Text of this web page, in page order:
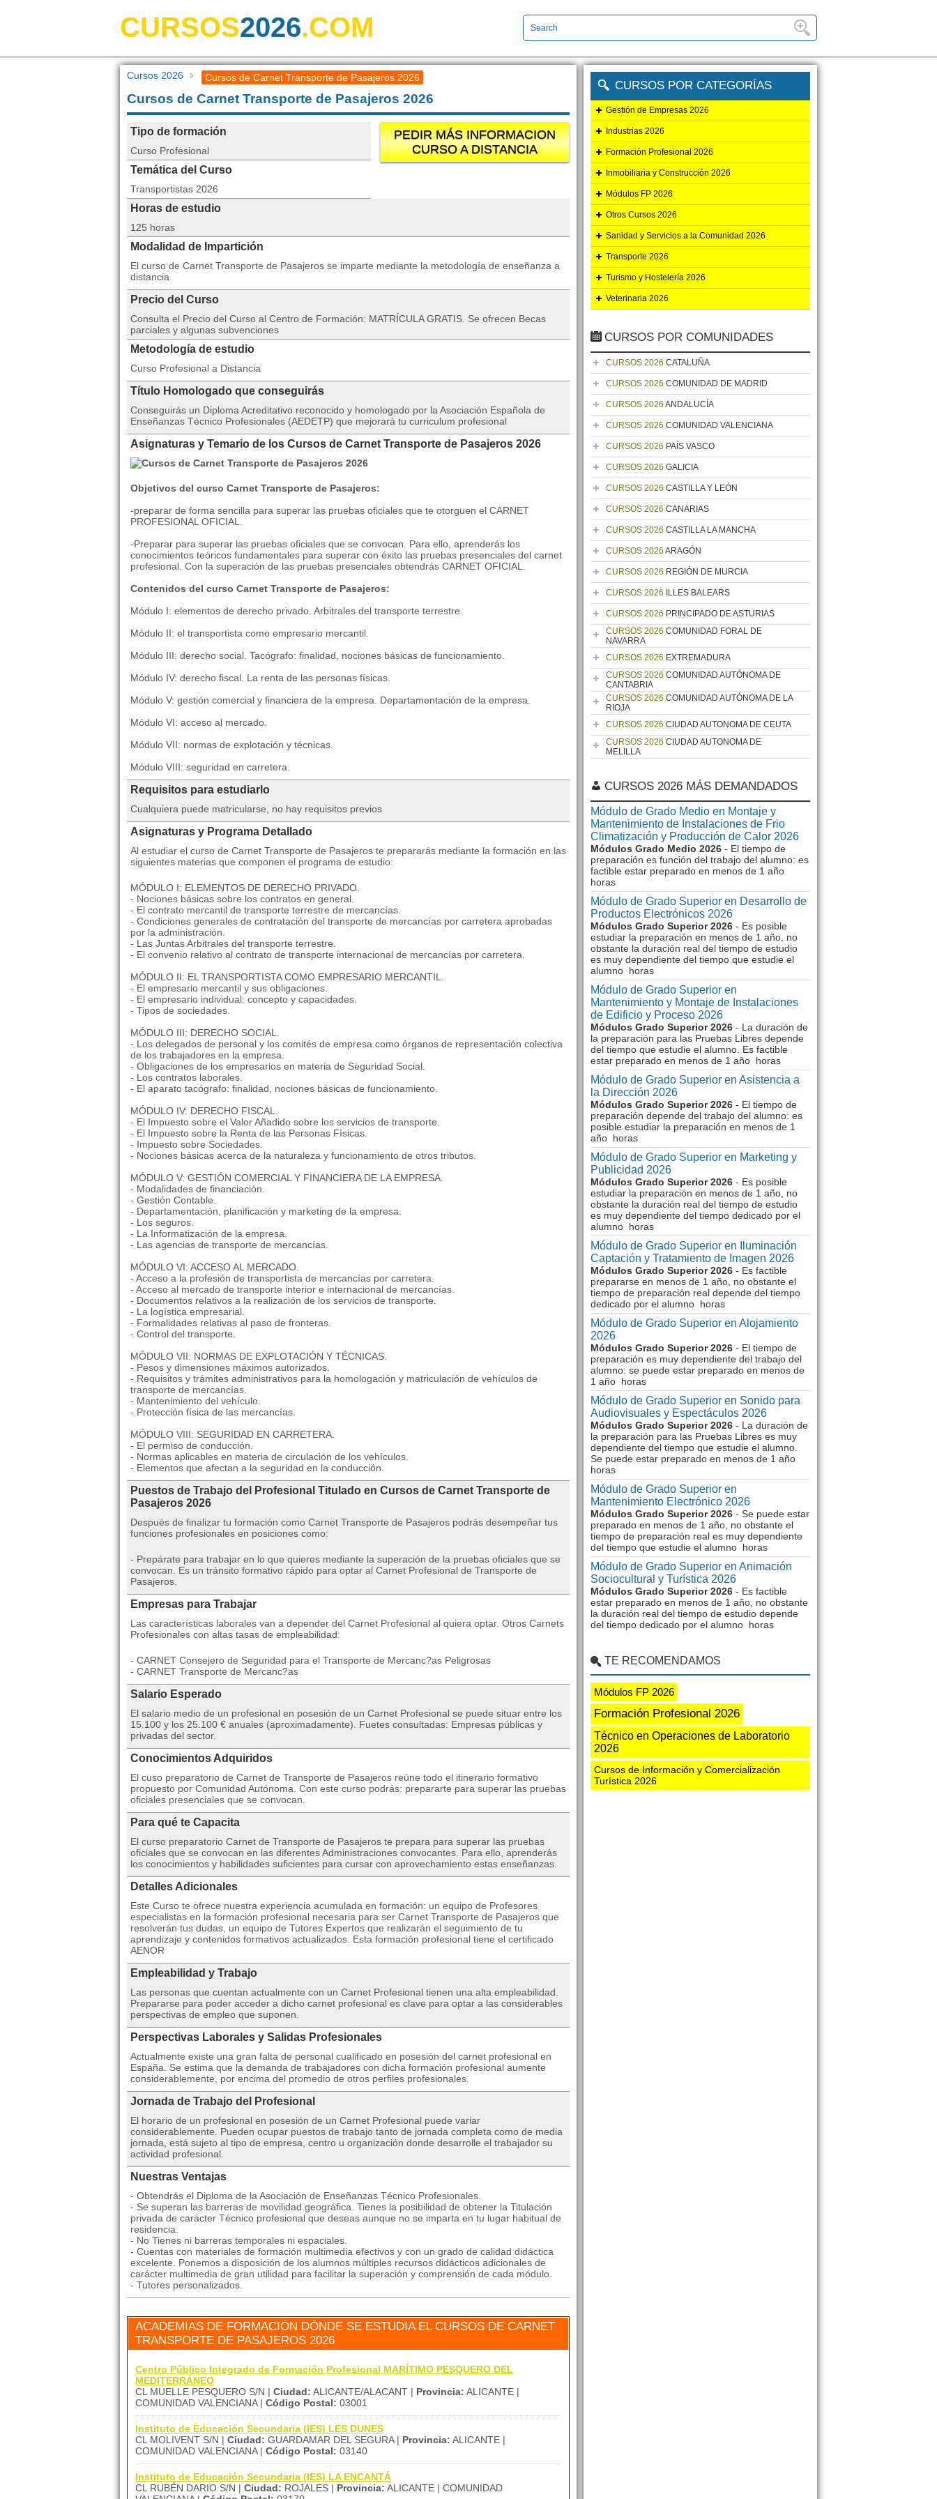
CURSOS2026.COM
Cursos 2026 Cursos de Carnet Transporte de Pasajeros 2026
Cursos de Carnet Transporte de Pasajeros 2026
PEDIR MÁS INFORMACION
CURSO A DISTANCIA
Tipo de formación
Curso Profesional
Temática del Curso
Transportistas 2026
Horas de estudio
125 horas
Modalidad de Impartición
El curso de Carnet Transporte de Pasajeros se imparte mediante la metodología de enseñanza a
distancia
Precio del Curso
Consulta el Precio del Curso al Centro de Formación: MATRÍCULA GRATIS. Se ofrecen Becas
parciales y algunas subvenciones
Metodología de estudio
Curso Profesional a Distancia
Título Homologado que conseguirás
Conseguirás un Diploma Acreditativo reconocido y homologado por la Asociación Española de
Enseñanzas Técnico Profesionales (AEDETP) que mejorará tu curriculum profesional
Asignaturas y Temario de los Cursos de Carnet Transporte de Pasajeros 2026
Objetivos del curso Carnet Transporte de Pasajeros:
-preparar de forma sencilla para superar las pruebas oficiales que te otorguen el CARNET
PROFESIONAL OFICIAL.
-Preparar para superar las pruebas oficiales que se convocan. Para ello, aprenderás los
conocimientos teóricos fundamentales para superar con éxito las pruebas presenciales del carnet
profesional. Con la superación de las pruebas presenciales obtendrás CARNET OFICIAL.
Contenidos del curso Carnet Transporte de Pasajeros:
Módulo I: elementos de derecho privado. Arbitrales del transporte terrestre.
Módulo II: el transportista como empresario mercantil.
Módulo III: derecho social. Tacógrafo: finalidad, nociones básicas de funcionamiento.
Módulo IV: derecho fiscal. La renta de las personas físicas.
Módulo V: gestión comercial y financiera de la empresa. Departamentación de la empresa.
Módulo VI: acceso al mercado.
Módulo VII: normas de explotación y técnicas.
Módulo VIII: seguridad en carretera.
Requisitos para estudiarlo
Cualquiera puede matricularse, no hay requisitos previos
Asignaturas y Programa Detallado
Al estudiar el curso de Carnet Transporte de Pasajeros te prepararás mediante la formación en las
siguientes materias que componen el programa de estudio:
MÓDULO I: ELEMENTOS DE DERECHO PRIVADO.
- Nociones básicas sobre los contratos en general.
- El contrato mercantil de transporte terrestre de mercancías.
- Condiciones generales de contratación del transporte de mercancías por carretera aprobadas
por la administración.
- Las Juntas Arbitrales del transporte terrestre.
- El convenio relativo al contrato de transporte internacional de mercancías por carretera.
MÓDULO II: EL TRANSPORTISTA COMO EMPRESARIO MERCANTIL.
- El empresario mercantil y sus obligaciones.
- El empresario individual: concepto y capacidades.
- Tipos de sociedades.
MÓDULO III: DERECHO SOCIAL.
- Los delegados de personal y los comités de empresa como órganos de representación colectiva
de los trabajadores en la empresa.
- Obligaciones de los empresarios en materia de Seguridad Social.
- Los contratos laborales.
- El aparato tacógrafo: finalidad, nociones básicas de funcionamiento.
MÓDULO IV: DERECHO FISCAL.
- El Impuesto sobre el Valor Añadido sobre los servicios de transporte.
- El Impuesto sobre la Renta de las Personas Físicas.
- Impuesto sobre Sociedades.
- Nociones básicas acerca de la naturaleza y funcionamiento de otros tributos.
MÓDULO V: GESTIÓN COMERCIAL Y FINANCIERA DE LA EMPRESA.
- Modalidades de financiación.
- Gestión Contable.
- Departamentación, planificación y marketing de la empresa.
- Los seguros.
- La Informatización de la empresa.
- Las agencias de transporte de mercancías.
MÓDULO VI: ACCESO AL MERCADO.
- Acceso a la profesión de transportista de mercancías por carretera.
- Acceso al mercado de transporte interior e internacional de mercancías.
- Documentos relativos a la realización de los servicios de transporte.
- La logística empresarial.
- Formalidades relativas al paso de fronteras.
- Control del transporte.
MÓDULO VII: NORMAS DE EXPLOTACIÓN Y TÉCNICAS.
- Pesos y dimensiones máximos autorizados.
- Requisitos y trámites administrativos para la homologación y matriculación de vehículos de
transporte de mercancías.
- Mantenimiento del vehículo.
- Protección física de las mercancías.
MÓDULO VIII: SEGURIDAD EN CARRETERA.
- El permiso de conducción.
- Normas aplicables en materia de circulación de los vehículos.
- Elementos que afectan a la seguridad en la conducción.
Puestos de Trabajo del Profesional Titulado en Cursos de Carnet Transporte de
Pasajeros 2026
Después de finalizar tu formación como Carnet Transporte de Pasajeros podrás desempeñar tus
funciones profesionales en posiciones como:
- Prepárate para trabajar en lo que quieres mediante la superación de la pruebas oficiales que se
convocan. Es un tránsito formativo rápido para optar al Carnet Profesional de Transporte de
Pasajeros.
Empresas para Trabajar
Las características laborales van a depender del Carnet Profesional al quiera optar. Otros Carnets
Profesionales con altas tasas de empleabilidad:
- CARNET Consejero de Seguridad para el Transporte de Mercanc?as Peligrosas
- CARNET Transporte de Mercanc?as
Salario Esperado
El salario medio de un profesional en posesión de un Carnet Profesional se puede situar entre los
15.100 y los 25.100 € anuales (aproximadamente). Fuetes consultadas: Empresas públicas y
privadas del sector.
Conocimientos Adquiridos
El cuso preparatorio de Carnet de Transporte de Pasajeros reúne todo el itinerario formativo
propuesto por Comunidad Autónoma. Con este curso podrás: prepararte para superar las pruebas
oficiales presenciales que se convocan.
Para qué te Capacita
El curso preparatorio Carnet de Transporte de Pasajeros te prepara para superar las pruebas
oficiales que se convocan en las diferentes Administraciones convocantes. Para ello, aprenderás
los conocimientos y habilidades suficientes para cursar con aprovechamiento estas enseñanzas.
Detalles Adicionales
Este Curso te ofrece nuestra experiencia acumulada en formación: un equipo de Profesores
especialistas en la formación profesional necesaria para ser Carnet Transporte de Pasajeros que
resolverán tus dudas, un equipo de Tutores Expertos que realizarán el seguimiento de tu
aprendizaje y contenidos formativos actualizados. Esta formación profesional tiene el certificado
AENOR
Empleabilidad y Trabajo
Las personas que cuentan actualmente con un Carnet Profesional tienen una alta empleabilidad.
Prepararse para poder acceder a dicho carnet profesional es clave para optar a las considerables
perspectivas de empleo que suponen.
Perspectivas Laborales y Salidas Profesionales
Actualmente existe una gran falta de personal cualificado en posesión del carnet profesional en
España. Se estima que la demanda de trabajadores con dicha formación profesional aumente
considerablemente, por encima del promedio de otros perfiles profesionales.
Jornada de Trabajo del Profesional
El horario de un profesional en posesión de un Carnet Profesional puede variar
considerablemente. Pueden ocupar puestos de trabajo tanto de jornada completa como de media
jornada, está sujeto al tipo de empresa, centro u organización donde desarrolle el trabajador su
actividad profesional.
Nuestras Ventajas
- Obtendrás el Diploma de la Asociación de Enseñanzas Técnico Profesionales.
- Se superan las barreras de movilidad geográfica. Tienes la posibilidad de obtener la Titulación
privada de carácter Técnico profesional que deseas aunque no se imparta en tu lugar habitual de
residencia.
- No Tienes ni barreras temporales ni espaciales.
- Cuentas con materiales de formación multimedia efectivos y con un grado de calidad didáctica
excelente. Ponemos a disposición de los alumnos múltiples recursos didácticos adicionales de
carácter multimedia de gran utilidad para facilitar la superación y comprensión de cada módulo.
- Tutores personalizados.
ACADEMIAS DE FORMACIÓN DÓNDE SE ESTUDIA EL CURSOS DE CARNET
TRANSPORTE DE PASAJEROS 2026
Centro Público Integrado de Formación Profesional MARÍTIMO PESQUERO DEL
MEDITERRÁNEO
CL MUELLE PESQUERO S/N | Ciudad: ALICANTE/ALACANT | Provincia: ALICANTE |
COMUNIDAD VALENCIANA | Código Postal: 03001
Instituto de Educación Secundaria (IES) LES DUNES
CL MOLIVENT S/N | Ciudad: GUARDAMAR DEL SEGURA | Provincia: ALICANTE |
COMUNIDAD VALENCIANA | Código Postal: 03140
Instituto de Educación Secundaria (IES) LA ENCANTÁ
CL RUBÉN DARIO S/N | Ciudad: ROJALES | Provincia: ALICANTE | COMUNIDAD
CURSOS POR CATEGORÍAS
Gestión de Empresas 2026
Industrias 2026
Formación Profesional 2026
Inmobiliaria y Construcción 2026
Módulos FP 2026
Otros Cursos 2026
Sanidad y Servicios a la Comunidad 2026
Transporte 2026
Turismo y Hostelería 2026
Veterinaria 2026
CURSOS POR COMUNIDADES
CURSOS 2026 CATALUÑA
CURSOS 2026 COMUNIDAD DE MADRID
CURSOS 2026 ANDALUCÍA
CURSOS 2026 COMUNIDAD VALENCIANA
CURSOS 2026 PAÍS VASCO
CURSOS 2026 GALICIA
CURSOS 2026 CASTILLA Y LEÓN
CURSOS 2026 CANARIAS
CURSOS 2026 CASTILLA LA MANCHA
CURSOS 2026 ARAGÓN
CURSOS 2026 REGIÓN DE MURCIA
CURSOS 2026 ILLES BALEARS
CURSOS 2026 PRINCIPADO DE ASTURIAS
CURSOS 2026 COMUNIDAD FORAL DE
NAVARRA
CURSOS 2026 EXTREMADURA
CURSOS 2026 COMUNIDAD AUTÓNOMA DE
CANTABRIA
CURSOS 2026 COMUNIDAD AUTÓNOMA DE LA
RIOJA
CURSOS 2026 CIUDAD AUTONOMA DE CEUTA
CURSOS 2026 CIUDAD AUTONOMA DE
MELILLA
CURSOS 2026 MÁS DEMANDADOS
Módulo de Grado Medio en Montaje y
Mantenimiento de Instalaciones de Frio
Climatización y Producción de Calor 2026
Módulos Grado Medio 2026 - El tiempo de
preparación es función del trabajo del alumno: es
factible estar preparado en menos de 1 año
horas
Módulo de Grado Superior en Desarrollo de
Productos Electrónicos 2026
Módulos Grado Superior 2026 - Es posible
estudiar la preparación en menos de 1 año, no
obstante la duración real del tiempo de estudio
es muy dependiente del tiempo que estudie el
alumno horas
Módulo de Grado Superior en
Mantenimiento y Montaje de Instalaciones
de Edificio y Proceso 2026
Módulos Grado Superior 2026 - La duración de
la preparación para las Pruebas Libres depende
del tiempo que estudie el alumno. Es factible
estar preparado en menos de 1 año horas
Módulo de Grado Superior en Asistencia a
la Dirección 2026
Módulos Grado Superior 2026 - El tiempo de
preparación depende del trabajo del alumno: es
posible estudiar la preparación en menos de 1
año horas
Módulo de Grado Superior en Marketing y
Publicidad 2026
Módulos Grado Superior 2026 - Es posible
estudiar la preparación en menos de 1 año, no
obstante la duración real del tiempo de estudio
es muy dependiente del tiempo dedicado por el
alumno horas
Módulo de Grado Superior en Iluminación
Captación y Tratamiento de Imagen 2026
Módulos Grado Superior 2026 - Es factible
prepararse en menos de 1 año, no obstante el
tiempo de preparación real depende del tiempo
dedicado por el alumno horas
Módulo de Grado Superior en Alojamiento
2026
Módulos Grado Superior 2026 - El tiempo de
preparación es muy dependiente del trabajo del
alumno: se puede estar preparado en menos de
1 año horas
Módulo de Grado Superior en Sonido para
Audiovisuales y Espectáculos 2026
Módulos Grado Superior 2026 - La duración de
la preparación para las Pruebas Libres es muy
dependiente del tiempo que estudie el alumno.
Se puede estar preparado en menos de 1 año
horas
Módulo de Grado Superior en
Mantenimiento Electrónico 2026
Módulos Grado Superior 2026 - Se puede estar
preparado en menos de 1 año, no obstante el
tiempo de preparación real es muy dependiente
del tiempo que estudie el alumno horas
Módulo de Grado Superior en Animación
Sociocultural y Turística 2026
Módulos Grado Superior 2026 - Es factible
estar preparado en menos de 1 año, no obstante
la duración real del tiempo de estudio depende
del tiempo dedicado por el alumno horas
TE RECOMENDAMOS
Módulos FP 2026
Formación Profesional 2026
Técnico en Operaciones de Laboratorio
2026
Cursos de Información y Comercialización
Turística 2026